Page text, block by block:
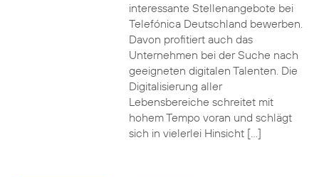
interessante Stellenangebote bei
Telefónica Deutschland bewerben.
Davon profitiert auch das
Unternehmen bei der Suche nach
geeigneten digitalen Talenten. Die
Digitalisierung aller
Lebensbereiche schreitet mit
hohem Tempo voran und schlägt
sich in vielerlei Hinsicht […]